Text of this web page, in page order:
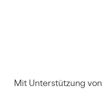
Mit Unterstützung von